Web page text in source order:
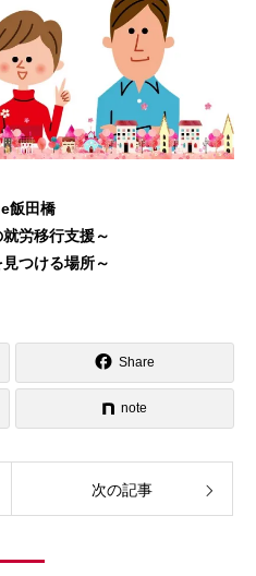
飯田橋
労移行支援～
つける場所～
Share
note
次の記事